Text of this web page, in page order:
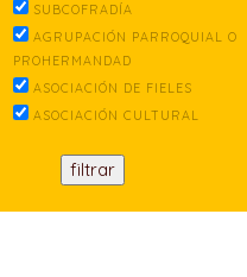
SUBCOFRADÍA
AGRUPACIÓN PARROQUIAL O
PROHERMANDAD
ASOCIACIÓN DE FIELES
ASOCIACIÓN CULTURAL